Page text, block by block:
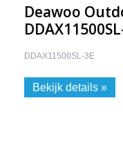
Deawoo
DDAX11500SL-3E
Bekijk details »